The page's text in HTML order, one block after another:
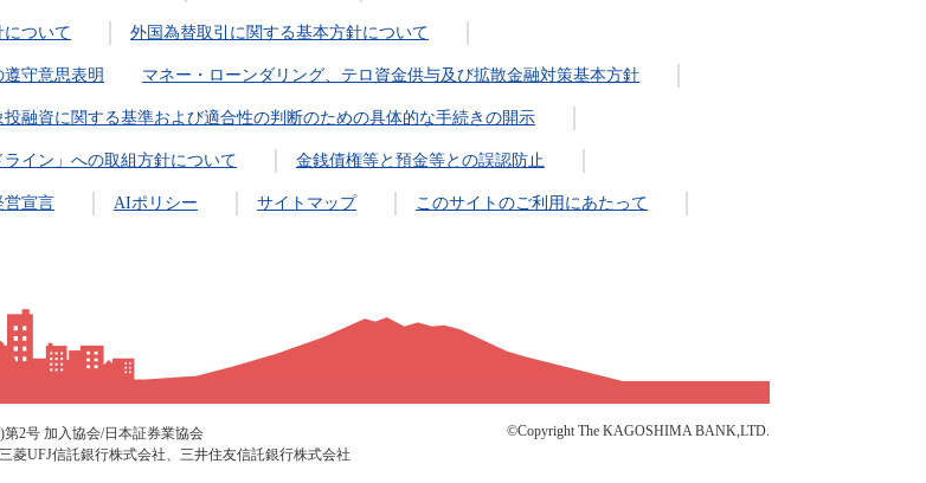
について 外国為替取引に関する基本方針について
守意思表明 マネー・ローンダリング、テロ資金供与及び拡散金融対策基本方針
融資に関する基準および適合性の判断のための具体的な手続きの開示
ライン」への取組方針について 金銭債権等と預金等との誤認防止
営宣言 AIポリシー サイトマップ このサイトのご利用にあたって
2号 加入協会/日本証券業協会
UFJ信託銀行株式会社、三井住友信託銀行株式会社
©Copyright The KAGOSHIMA BANK,LTD.